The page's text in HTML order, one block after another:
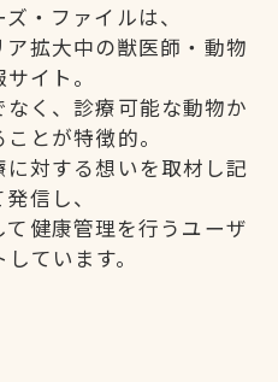
・ファイルは、
拡大中の獣医師・動物
イト。
く、診療可能な動物か
とが特徴的。
対する想いを取材し記
信し、
健康管理を行うユーザ
ています。